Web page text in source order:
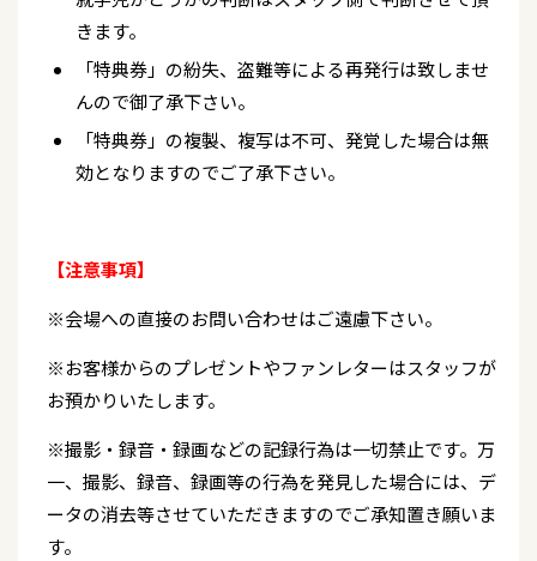
きます。
「特典券」の紛失、盗難等による再発行は致しませ
んので御了承下さい。
「特典券」の複製、複写は不可、発覚した場合は無
効となりますのでご了承下さい。
【注意事項】
※会場への直接のお問い合わせはご遠慮下さい。
※お客様からのプレゼントやファンレターはスタッフが
お預かりいたします。
※撮影・録音・録画などの記録行為は一切禁止です。万
一、撮影、録音、録画等の行為を発見した場合には、デ
ータの消去等させていただきますのでご承知置き願いま
す。